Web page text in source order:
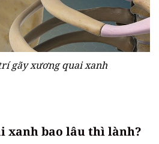
gãy xương quai xanh
xanh bao lâu thì lành?